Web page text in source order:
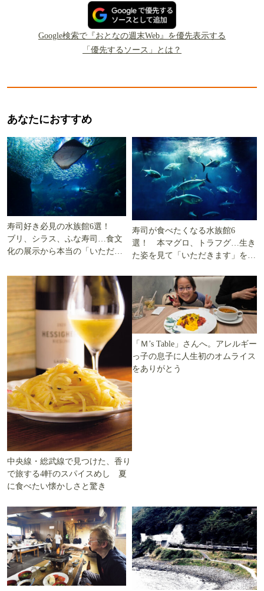
Google検索で『おとなの週末Web』を優先表示する
「優先するソース」とは？
あなたにおすすめ
寿司好き必見の水族館6選！
ブリ、シラス、ふな寿司…食文
化の展示から本当の「いただき
寿司が食べたくなる水族館6
選！ 本マグロ、トラフグ…生き
た姿を見て「いただきます」を考
中央線・総武線で見つけた、香り
で旅する4軒のスパイスめし 夏
に食べたい懐かしさと驚き
「Ｍ’s Table」さんへ。アレルギー
っ子の息子に人生初のオムライス
をありがとう